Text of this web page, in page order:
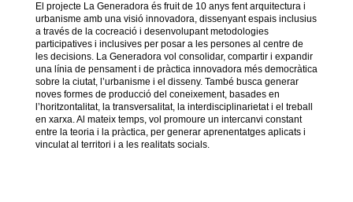
El projecte La Generadora és fruit de 10 anys fent arquitectura i
urbanisme amb una visió innovadora, dissenyant espais inclusius
a través de la cocreació i desenvolupant metodologies
participatives i inclusives per posar a les persones al centre de
les decisions. La Generadora vol consolidar, compartir i expandir
una línia de pensament i de pràctica innovadora més democràtica
sobre la ciutat, l’urbanisme i el disseny. També busca generar
noves formes de producció del coneixement, basades en
l’horitzontalitat, la transversalitat, la interdisciplinarietat i el treball
en xarxa. Al mateix temps, vol promoure un intercanvi constant
entre la teoria i la pràctica, per generar aprenentatges aplicats i
vinculat al territori i a les realitats socials.